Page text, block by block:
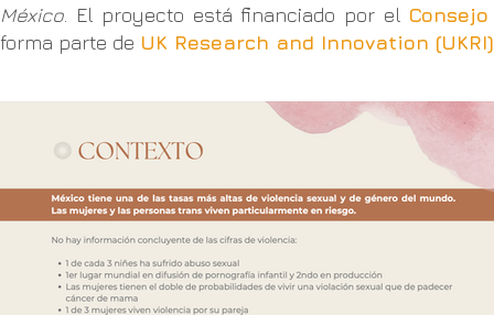
México . El proyecto está financiado por el
forma parte de UK Research and Innovation